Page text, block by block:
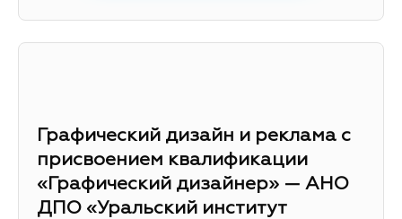
Графический дизайн и реклама с
присвоением квалификации
«Графический дизайнер» — АНО
ДПО «Уральский институт